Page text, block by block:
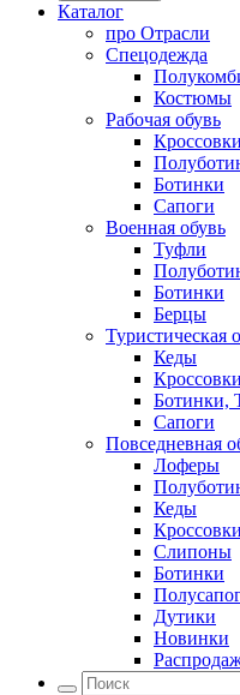
Каталог
про Отрасли
Спецодежда
Костюмы
Рабочая обувь
Кроссовки
Ботинки
Сапоги
Военная обувь
Туфли
Ботинки
Берцы
Туристическая
Кеды
Кроссовки
Ботинки,
Сапоги
Повседневная
Лоферы
Кеды
Кроссовки
Слипоны
Ботинки
Дутики
Новинки